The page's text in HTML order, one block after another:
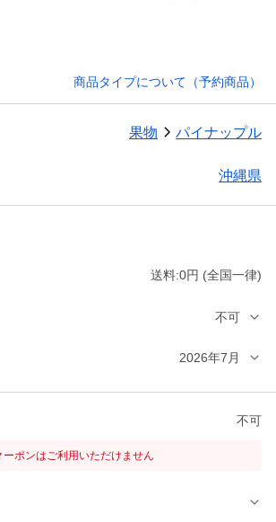
商品タイプについて（予約商品）
果物 パイナップル
沖縄県
送料:0円 (全国一律)
不可
2026年7月
不可
ポンはご利用いただけません